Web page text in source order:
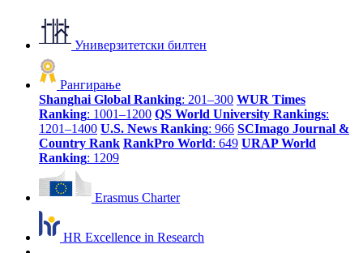
Универзитетски билтен
Рангирање
Shanghai Global Ranking: 201–300 WUR Times
Ranking: 1001–1200 QS World University Rankings:
1201–1400 U.S. News Ranking: 966 SCImago Journal &
Country Rank RankPro World: 649 URAP World
Ranking: 1209
Erasmus Charter
HR Excellence in Research